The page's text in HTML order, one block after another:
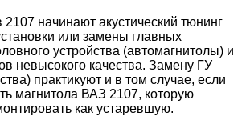
начинают акустический тюнинг
или замены главных
устройства (автомагнитолы) и
невысокого качества. Замену ГУ
практикуют и в том случае, если
магнитола ВАЗ 2107, которую
как устаревшую.